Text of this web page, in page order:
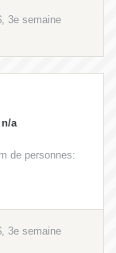
3e semaine
n/a
de personnes:
3e semaine